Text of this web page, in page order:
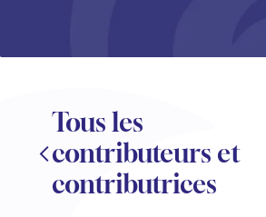
Tous les
contributeurs et
contributrices